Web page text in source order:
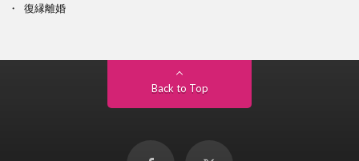
復縁離婚
Back to Top